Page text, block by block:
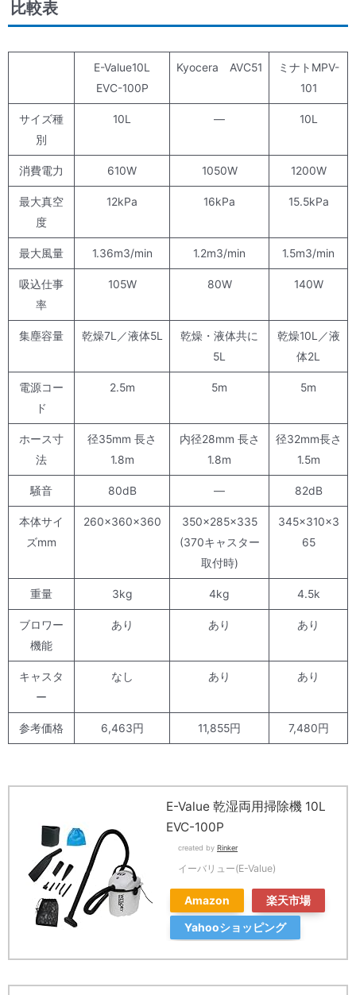
比較表
E-Value10L
EVC-100P
Kyocera AVC51
ミナトMPV-
101
サイズ種
別
10L — 10L
消費電力 610W 1050W 1200W
最大真空
度
12kPa 16kPa 15.5kPa
最大風量 1.36m3/min 1.2m3/min 1.5m3/min
吸込仕事
率
105W 80W 140W
集塵容量 乾燥7L／液体5L
乾燥・液体共に
5L
乾燥10L／液
体2L
電源コー
ド
2.5m 5m 5m
ホース寸
法
径35mm 長さ
1.8m
内径28mm 長さ
1.8m
径32mm長さ
1.5m
騒音 80dB — 82dB
本体サイ
ズmm
260×360×360
350×285×335
(370キャスター
取付時)
345×310×3
65
重量 3kg 4kg 4.5k
ブロワー
機能
あり あり あり
キャスタ
ー
なし あり あり
参考価格 6,463円 11,855円 7,480円
E-Value 乾湿両用掃除機 10L
EVC-100P
created by Rinker
イーバリュー(E-Value)
Amazon
楽天市場
Yahooショッピング